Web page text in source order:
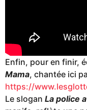
Enfin, pour en finir,
Mama, chantée ici
https://
Le slogan La police